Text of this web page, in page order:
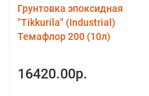
Грунтовка эпоксидная
"Tikkurila" (Industrial)
Темафлор 200 (10л)
16420.00р.